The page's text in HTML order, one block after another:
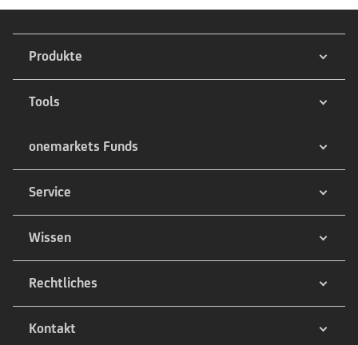
Produkte
Tools
onemarkets Funds
Service
Wissen
Rechtliches
Kontakt